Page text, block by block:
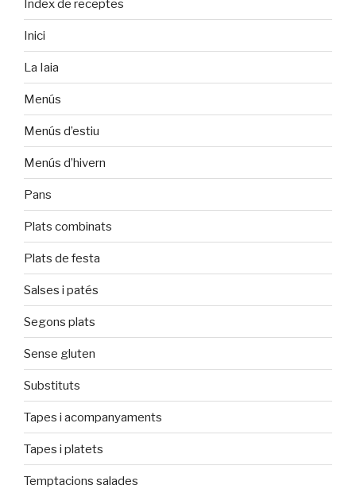
Índex de receptes
Inici
La Iaia
Menús
Menús d’estiu
Menús d’hivern
Pans
Plats combinats
Plats de festa
Salses i patés
Segons plats
Sense gluten
Substituts
Tapes i acompanyaments
Tapes i platets
Temptacions salades